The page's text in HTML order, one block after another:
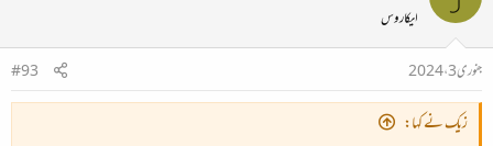
ایکاروس
جنوری 3، 2024
#93
زیک نے کہا: